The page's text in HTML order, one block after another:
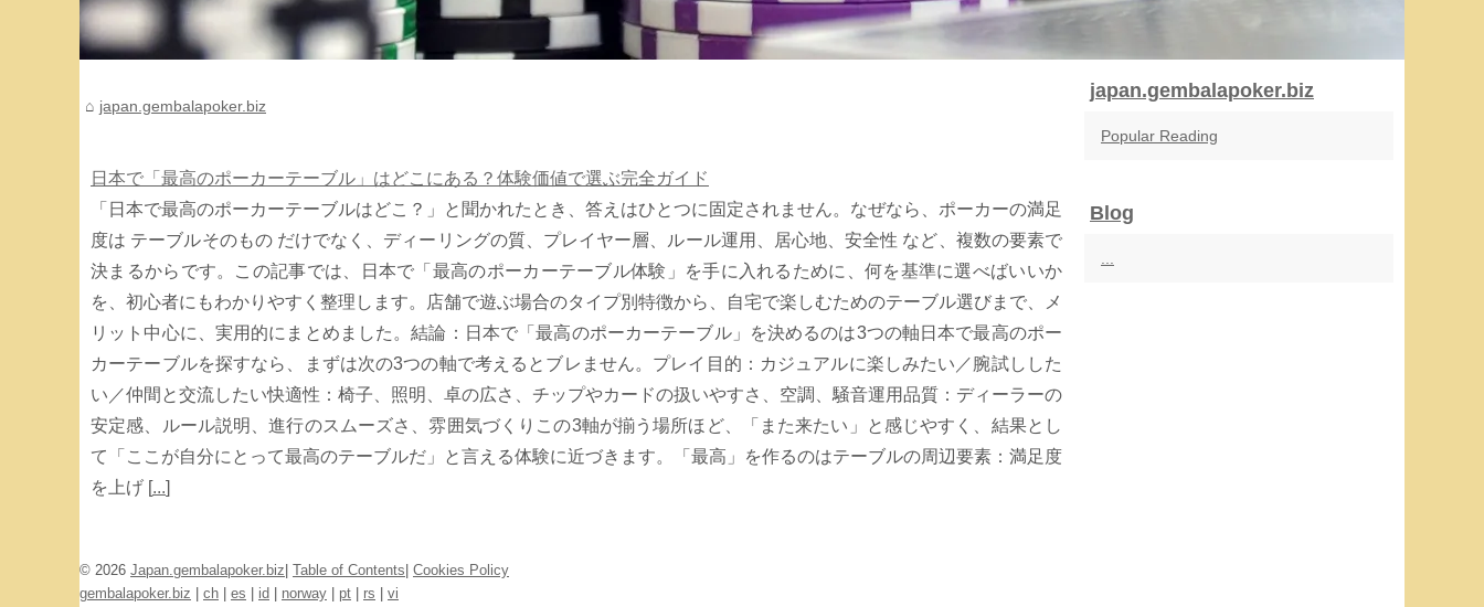
japan.gembalapoker.biz
日本で「最高のポーカーテーブル」はどこにある？体験価値で選ぶ完全ガイド
「日本で最高のポーカーテーブルはどこ？」と聞かれたとき、答えはひとつに固定されません。なぜなら、ポーカーの満足
度は テーブルそのもの だけでなく、ディーリングの質、プレイヤー層、ルール運用、居心地、安全性 など、複数の要素で
決まるからです。この記事では、日本で「最高のポーカーテーブル体験」を手に入れるために、何を基準に選べばいいか
を、初心者にもわかりやすく整理します。店舗で遊ぶ場合のタイプ別特徴から、自宅で楽しむためのテーブル選びまで、メ
リット中心に、実用的にまとめました。結論：日本で「最高のポーカーテーブル」を決めるのは3つの軸日本で最高のポー
カーテーブルを探すなら、まずは次の3つの軸で考えるとブレません。プレイ目的：カジュアルに楽しみたい／腕試しした
い／仲間と交流したい快適性：椅子、照明、卓の広さ、チップやカードの扱いやすさ、空調、騒音運用品質：ディーラーの
安定感、ルール説明、進行のスムーズさ、雰囲気づくりこの3軸が揃う場所ほど、「また来たい」と感じやすく、結果とし
て「ここが自分にとって最高のテーブルだ」と言える体験に近づきます。「最高」を作るのはテーブルの周辺要素：満足度
を上げ [...]
japan.gembalapoker.biz
Popular Reading
Blog
© 2026 Japan.gembalapoker.biz Table of Contents Cookies Policy
gembalapoker.biz
ch es id norway pt rs vi